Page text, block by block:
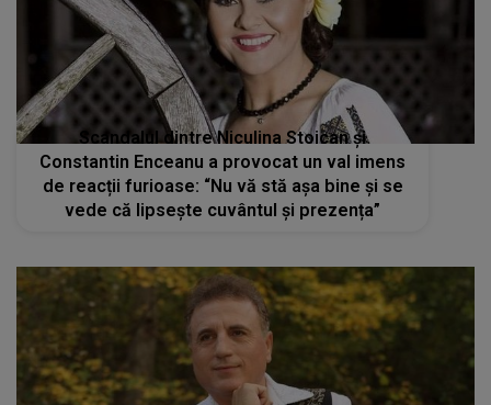
Scandalul dintre Niculina Stoican și
Constantin Enceanu a provocat un val imens
de reacții furioase: “Nu vă stă așa bine și se
vede că lipsește cuvântul și prezența”